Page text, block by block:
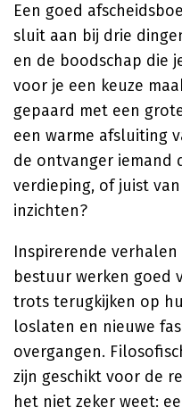
Een goed
sluit aan bij drie
en de boodschap die
voor je een keuze
gepaard met een
een warme afsluiting
de ontvanger iemand
verdieping, of juist
inzichten?
Inspirerende
bestuur werken goed
trots terugkijken op
loslaten en nieuwe
overgangen.
zijn geschikt voor de
het niet zeker weet: